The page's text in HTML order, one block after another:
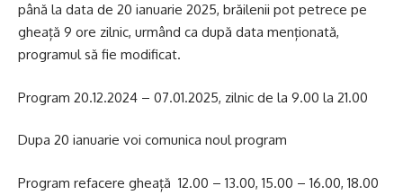
până la data de 20 ianuarie 2025, brăilenii pot petrece pe
gheață 9 ore zilnic, urmând ca după data menționată,
programul să fie modificat.
Program 20.12.2024 – 07.01.2025, zilnic de la 9.00 la 21.00
Dupa 20 ianuarie voi comunica noul program
Program refacere gheață 12.00 – 13.00, 15.00 – 16.00, 18.00